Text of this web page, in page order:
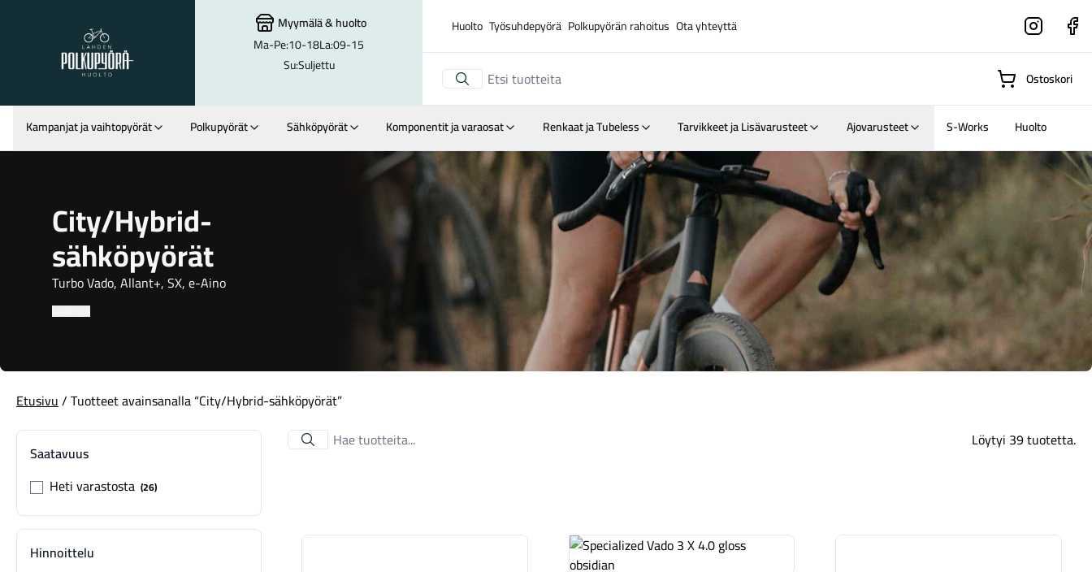
Lahden Polkupyörähuolto - etusivulle
Myymälä&huolto
Ma-Pe:10-18La:09-15
Su:Suljettu
Huolto Työsuhdepyörä Polkupyörän rahoitus Ota yhteyttä Instagram
Hakutulokset Suositut osastot
Gravel-
pyörät
Tarvikkeet
Ostoskori
Kampanjat ja vaihtopyörät Polkupyörät Sähköpyörät Komponentit ja varaosat Renkaat ja Tubeless Tarvikkeet ja Lisävarusteet Ajovarusteet S-Works Huolto
City/Hybrid-
sähköpyörät
Turbo Vado, Allant+, SX, e-Aino
Laajenna
Etusivu/ Tuotteet avainsanalla “City/Hybrid-sähköpyörät”
Saatavuus
Heti varastosta 26
Hinnoittelu
Löytyi 39 tuotetta.